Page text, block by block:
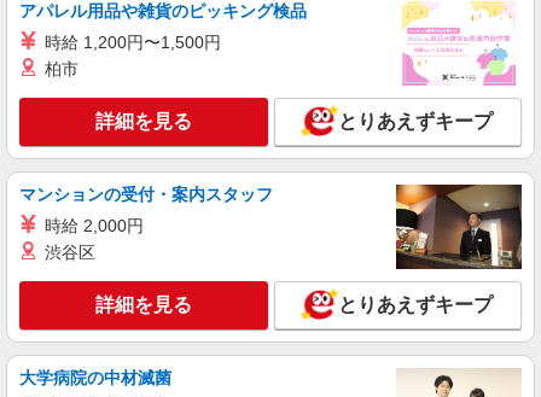
キープ 詳細を見る
派遣社員
レア＊欠員により急募！シニア向けマンション
で生活サポート
時給1550円〜2187円 ＜日払い有/週払い有/交
通費全支給(ガソリン代含む)＞
明石市 （最寄り駅：山陽明石）
キープ 詳細を見る
派遣社員
株式会社kotrio /●KB-H-2076446
看護師│優しい、楽しい、懐かしい。子どもた
アパレル用品や雑貨のピッキング検品
時給 1,200円〜1,500円
柏市
詳細を見る とりあえずキープ
マンションの受付・案内スタッフ
時給 2,000円
渋谷区
詳細を見る とりあえずキープ
大学病院の中材滅菌